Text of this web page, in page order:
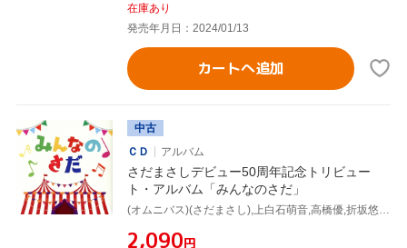
在庫あり
発売年月日：2024/01/13
カートへ追加
中古
ＣＤ
アルバム
さだまさしデビュー50周年記念トリビュー
ト・アルバム「みんなのさだ」
¥2,090円